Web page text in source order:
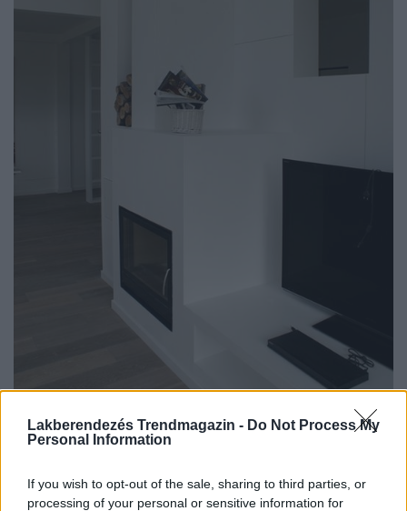
Lakberendezés Trendmagazin - Do Not Process My
Personal Information
If you wish to opt-out of the sale, sharing to third parties, or
processing of your personal or sensitive information for